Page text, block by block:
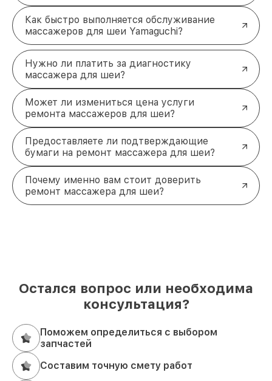
Как быстро выполняется обслуживание
массажеров для шеи Yamaguchi?
Нужно ли платить за диагностику
массажера для шеи?
Может ли измениться цена услуги
ремонта массажеров для шеи?
Предоставляете ли подтверждающие
бумаги на ремонт массажера для шеи?
Почему именно вам стоит доверить
ремонт массажера для шеи?
Остался вопрос или необходима
консультация?
Поможем определиться с выбором
запчастей
Составим точную смету работ